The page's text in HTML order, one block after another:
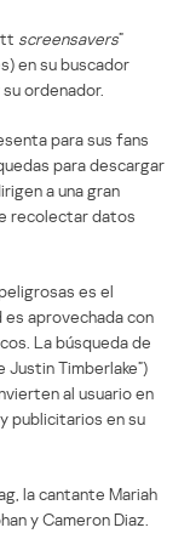
screensavers”
en su buscador
ordenador.
para sus fans
para descargar
a una gran
recolectar datos
es el
aprovechada con
La búsqueda de
Justin Timberlake”)
al usuario en
publicitarios en su
la cantante Mariah
y Cameron Diaz.